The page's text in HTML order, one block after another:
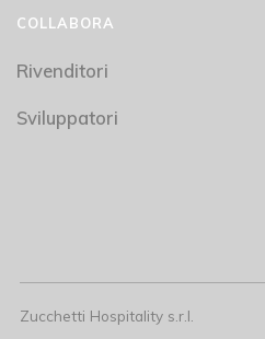
COLLABORA
Rivenditori
Sviluppatori
Zucchetti Hospitality s.r.l.